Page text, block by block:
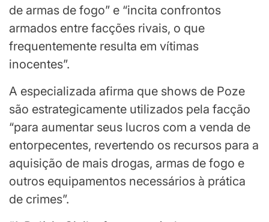
de armas de fogo” e “incita confrontos
armados entre facções rivais, o que
frequentemente resulta em vítimas
inocentes”.
A especializada afirma que shows de Poze
são estrategicamente utilizados pela facção
“para aumentar seus lucros com a venda de
entorpecentes, revertendo os recursos para a
aquisição de mais drogas, armas de fogo e
outros equipamentos necessários à prática
de crimes”.